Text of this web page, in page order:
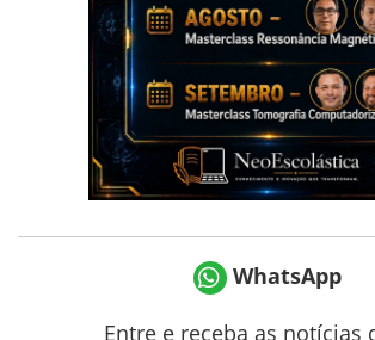
WhatsApp
Entre e receba as notícias